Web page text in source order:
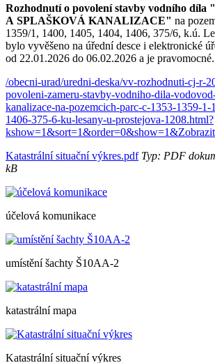
Rozhodnutí o povolení stavby vodního díla
A SPLAŠKOVÁ KANALIZACE" na
1359/1, 1400, 1405, 1404, 1406, 375/6, k.ú.
bylo vyvěšeno na úřední desce i elektronické
od 22.01.2026 do 06.02.2026 a je pravomocné.
/obecni-urad/uredni-deska/vv-rozhodnuti-cj-r-
povoleni-zameru-stavby-vodniho-dila-
kanalizace-na-pozemcich-parc-c-1353-1359-
1406-375-6-ku-lesany-u-prostejova-1208.html?
Katastrální situační výkres.pdfTyp: PDF
kB
účelová komunikace
umístění šachty Š10AA-2
katastrální mapa
Katastrální situační výkres